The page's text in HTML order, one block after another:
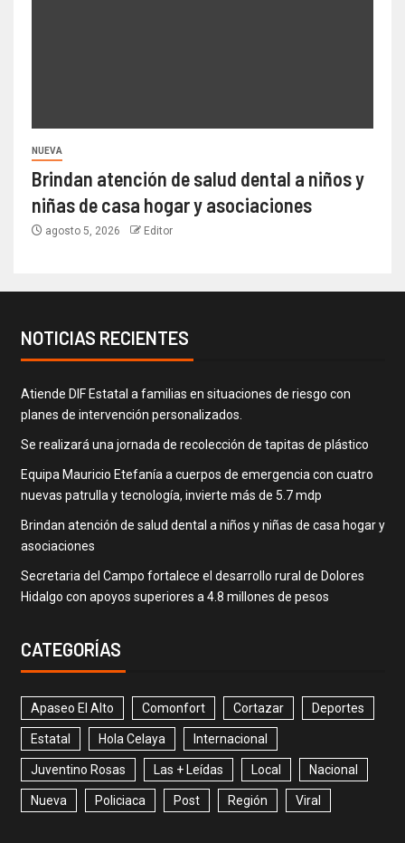
NUEVA
Brindan atención de salud dental a niños y
niñas de casa hogar y asociaciones
agosto 5, 2026 Editor
NOTICIAS RECIENTES
Atiende DIF Estatal a familias en situaciones de riesgo con
planes de intervención personalizados.
Se realizará una jornada de recolección de tapitas de plástico
Equipa Mauricio Etefanía a cuerpos de emergencia con cuatro
nuevas patrulla y tecnología, invierte más de 5.7 mdp
Brindan atención de salud dental a niños y niñas de casa hogar y
asociaciones
Secretaria del Campo fortalece el desarrollo rural de Dolores
Hidalgo con apoyos superiores a 4.8 millones de pesos
CATEGORÍAS
Apaseo El Alto Comonfort Cortazar Deportes
Estatal Hola Celaya Internacional
Juventino Rosas Las + Leídas Local Nacional
Nueva Policiaca Post Región Viral